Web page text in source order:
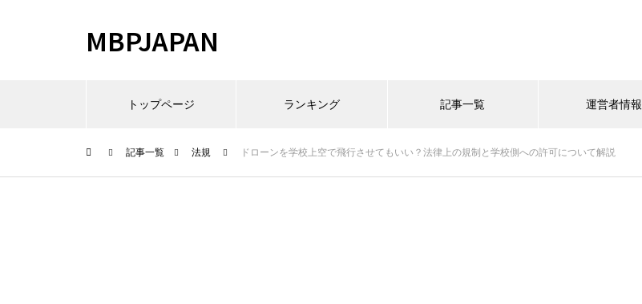
MBPJAPAN
トップページ ランキング 記事一覧 運営者情報
記事一覧 法規 ドローンを学校上空で飛行させてもいい？法律上の規制と学校側への許可について解説